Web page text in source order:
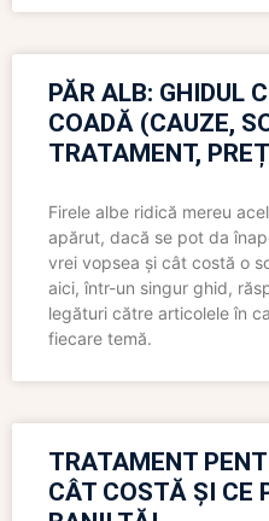
PĂR ALB: GHIDUL
COADĂ (CAUZE,
TRATAMENT,
Firele albe ridică mereu
apărut, dacă se pot da
vrei vopsea și cât costă o
aici, într-un singur ghid,
legături către articolele în
fiecare temă.
TRATAMENT
CÂT COSTĂ ȘI CE